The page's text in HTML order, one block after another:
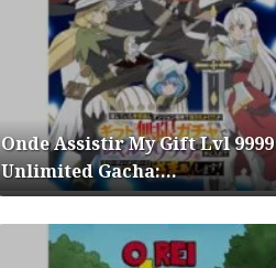
Onde Assistir My Gift Lvl 9999
Unlimited Gacha:…